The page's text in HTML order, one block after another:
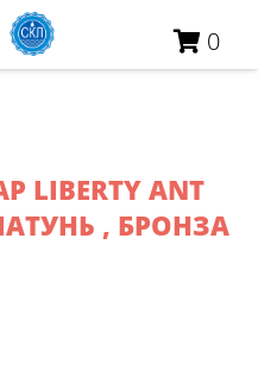
0
LIBERTY ANT
, БРОНЗА